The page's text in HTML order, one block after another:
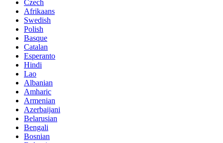
Czech
Afrikaans
Swedish
Polish
Basque
Catalan
Esperanto
Hindi
Lao
Albanian
Amharic
Armenian
Azerbaijani
Belarusian
Bengali
Bosnian